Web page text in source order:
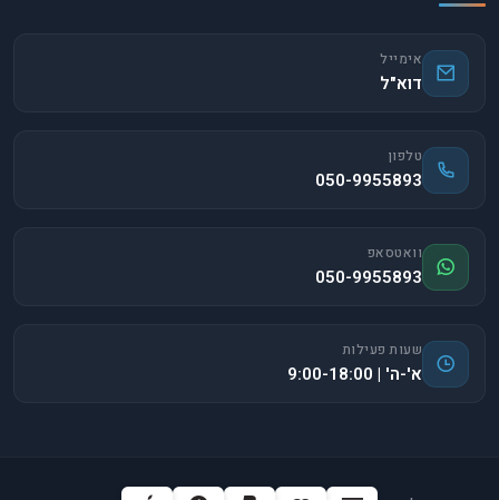
אימייל
דוא"ל
טלפון
050-9955893
וואטסאפ
050-9955893
שעות פעילות
א'-ה' | 9:00-18:00